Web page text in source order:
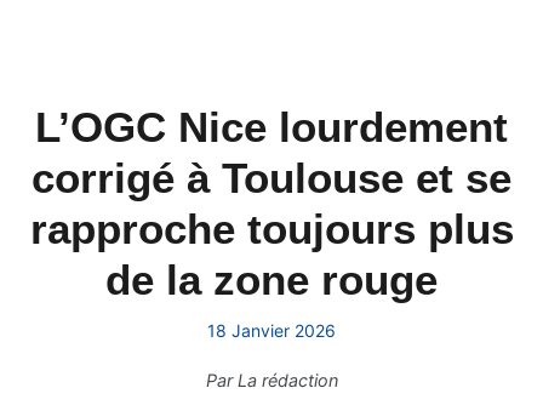
L’OGC Nice lourdement
corrigé à Toulouse et se
rapproche toujours plus
de la zone rouge
18 Janvier 2026
ParLa rédaction